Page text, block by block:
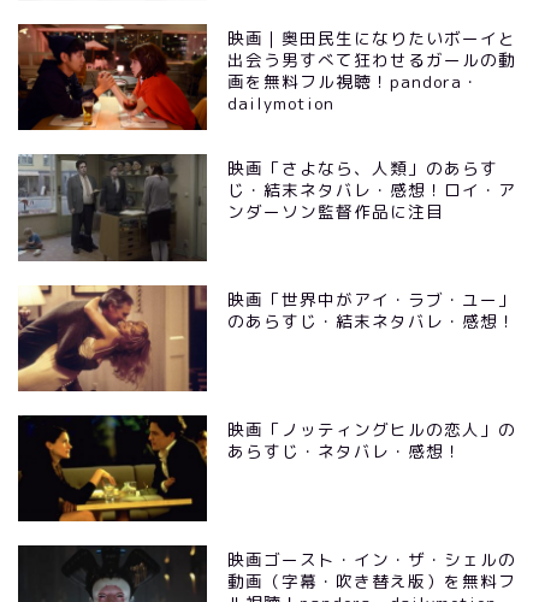
映画｜奥田民生になりたいボーイと
出会う男すべて狂わせるガールの動
画を無料フル視聴！pandora・
dailymotion
映画「さよなら、人類」のあらす
じ・結末ネタバレ・感想！ロイ・ア
ンダーソン監督作品に注目
映画「世界中がアイ・ラブ・ユー」
のあらすじ・結末ネタバレ・感想！
映画「ノッティングヒルの恋人」の
あらすじ・ネタバレ・感想！
映画ゴースト・イン・ザ・シェルの
動画（字幕・吹き替え版）を無料フ